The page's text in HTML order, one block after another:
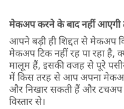
मेकअप करने के बाद नहीं आएगी
आपने बड़ी ही शिद्दत से मेकअप
मेकअप टिक नहीं रह पा रहा है,
मालूम हैं, इसकी वजह से पूरे
में किस तरह से आप अपना
और निखार सकती हैं और
विस्तार से।